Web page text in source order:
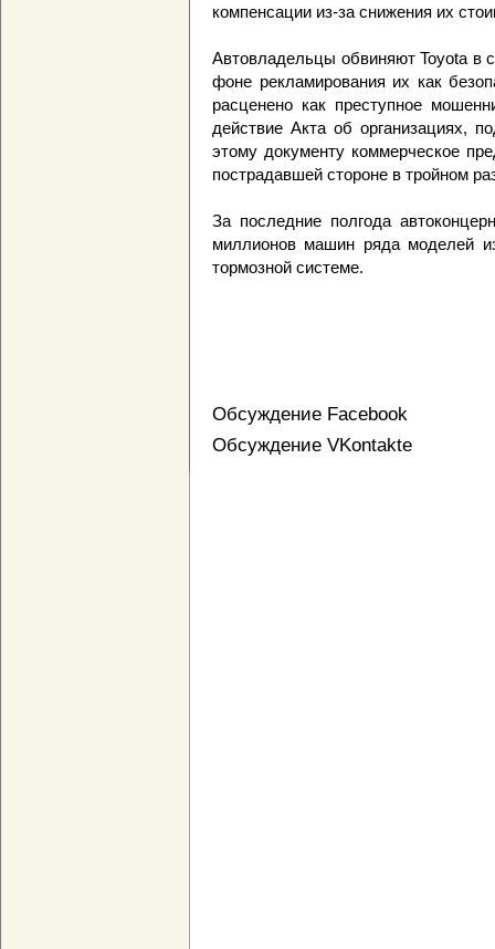
компенсации из-за снижения их
Автовладельцы обвиняют Toyota в
фоне рекламирования их как
расценено как преступное
действие Акта об организациях,
этому документу коммерческое
пострадавшей стороне в тройном
За последние полгода
миллионов машин ряда моделей
тормозной системе.
Обсуждение Facebook
Обсуждение VKontakte